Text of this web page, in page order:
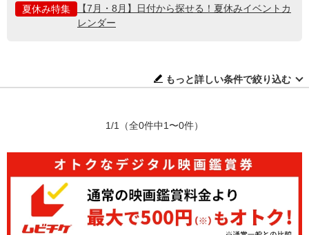
夏休み特集
【7月・8月】日付から探せる！夏休みイベントカ
レンダー
もっと詳しい条件で絞り込む
1/1 （全0件中1〜0件）